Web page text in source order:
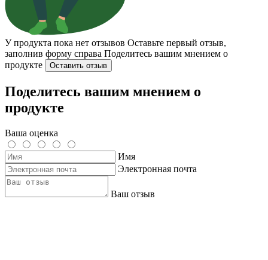
У продукта пока нет отзывов Оставьте первый отзыв,
заполнив форму справа Поделитесь вашим мнением о
продукте
Оставить отзыв
Поделитесь вашим мнением о
продукте
Ваша оценка
Имя
Электронная почта
Ваш отзыв